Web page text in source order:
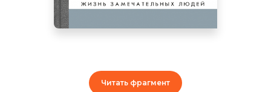
Читать фрагмент